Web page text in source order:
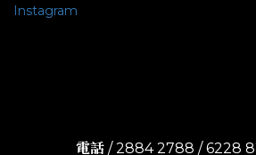
Instagram
電話 / 2884 2788 / 6228